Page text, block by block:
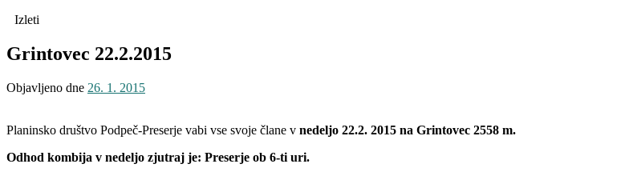
Izleti
Grintovec 22.2.2015
Objavljeno dne 26. 1. 2015
Planinsko društvo Podpeč-Preserje vabi vse svoje člane v nedeljo 22.2. 2015 na Grintovec 2558 m.
Odhod kombija v nedeljo zjutraj je: Preserje ob 6-ti uri.